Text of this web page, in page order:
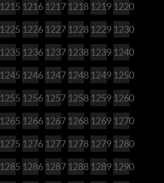
1215 1216 1217 1218 1219 1220
1225 1226 1227 1228 1229 1230
1235 1236 1237 1238 1239 1240
1245 1246 1247 1248 1249 1250
1255 1256 1257 1258 1259 1260
1265 1266 1267 1268 1269 1270
1275 1276 1277 1278 1279 1280
1285 1286 1287 1288 1289 1290